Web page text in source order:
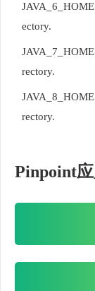
ectory.
rectory.
rectory.
Pinpoint